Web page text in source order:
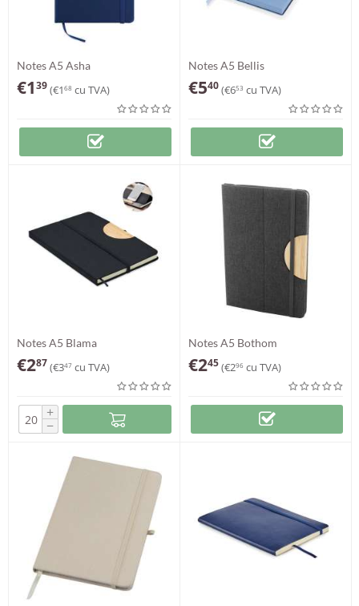
Notes A5 Asha
€139(€1 68 cu TVA)
Notes A5 Bellis
€540(€653 cu TVA)
Notes A5 Blama
€287(€347 cu TVA)
+
−
Notes A5 Bothom
€245(€296 cu TVA)